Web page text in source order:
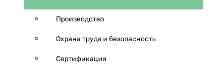
Производство
Охрана труда и безопасность
Сертификация